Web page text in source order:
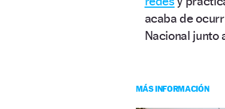
acaba de
Nacional junto
MÁS INFORMACIÓN